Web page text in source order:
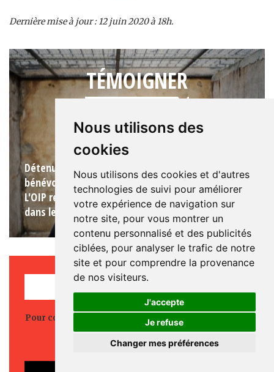
Nous utilisons des
cookies
Nous utilisons des cookies et d'autres
technologies de suivi pour améliorer
votre expérience de navigation sur
notre site, pour vous montrer un
contenu personnalisé et des publicités
ciblées, pour analyser le trafic de notre
site et pour comprendre la provenance
de nos visiteurs.
J'accepte
Je refuse
Changer mes préférences
Dernière mise à jour : 12 juin 2020 à 18h.
TÉMOIGNER
Détenu, ancien détenu, proche de détenu,
bénévole ou professionnel du milieu carcéral ?
L'OIP recueille vos témoignages sur la situation
dans les prisons françaises.
REJOINDRE L'OIP
Pour continuer nos actions, votre engagement à nos
côtés est essentiel.
Rejoignez-nous.